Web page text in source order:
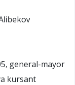
general-mayor
kursant